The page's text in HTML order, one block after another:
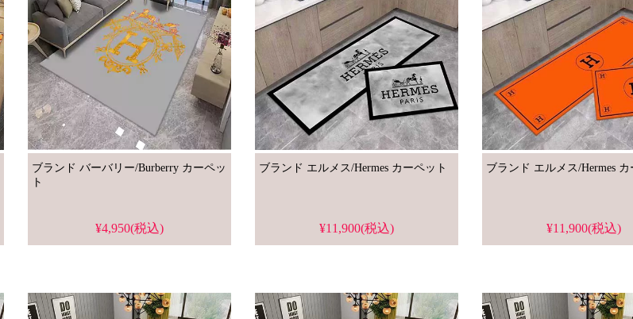
ブランド バーバリー/Burberry カーペッ
ト
¥4,950(税込)
ブランド エルメス/Hermes カーペット
¥11,900(税込)
ブラン
¥11,900(税込)